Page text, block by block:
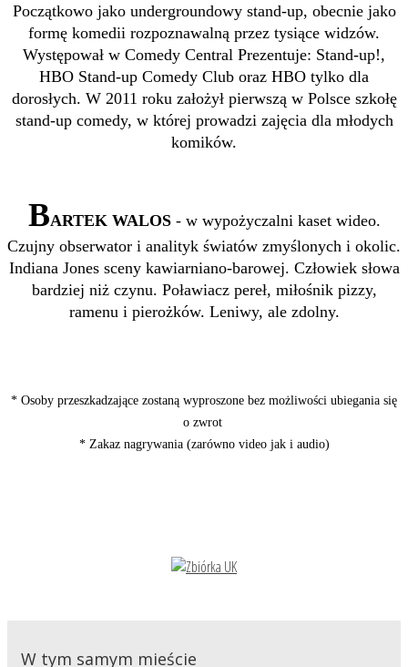
Początkowo jako undergroundowy stand-up, obecnie jako
formę komedii rozpoznawalną przez tysiące widzów.
Występował w Comedy Central Prezentuje: Stand-up!,
HBO Stand-up Comedy Club oraz HBO tylko dla
dorosłych. W 2011 roku założył pierwszą w Polsce szkołę
stand-up comedy, w której prowadzi zajęcia dla młodych
komików.
BARTEK WALOS - w wypożyczalni kaset wideo.
Czujny obserwator i analityk światów zmyślonych i okolic.
Indiana Jones sceny kawiarniano-barowej. Człowiek słowa
bardziej niż czynu. Poławiacz pereł, miłośnik pizzy,
ramenu i pierożków. Leniwy, ale zdolny.
* Osoby przeszkadzające zostaną wyproszone bez możliwości ubiegania się
o zwrot
* Zakaz nagrywania (zarówno video jak i audio)
W tym samym mieście